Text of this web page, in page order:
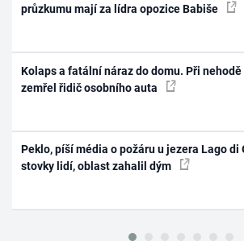
průzkumu mají za lídra opozice Babiše
Kolaps a fatální náraz do domu. Při nehodě
zemřel řidič osobního auta
Peklo, píší média o požáru u jezera Lago di
stovky lidí, oblast zahalil dým